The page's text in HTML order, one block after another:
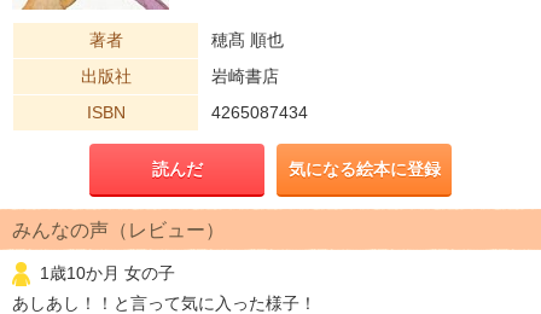
著者
穂髙 順也
出版社
岩崎書店
ISBN
4265087434
読んだ 気になる絵本に登録
みんなの声（レビュー）
1歳10か月 女の子
あしあし！！と言って気に入った様子！